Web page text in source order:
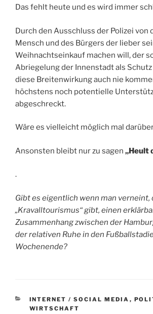
Das fehlt heute und es wird immer
Durch den Ausschluss der Polizei von
Mensch und des Bürgers der lieber
Weihnachtseinkauf machen will, der
Abriegelung der Innenstadt als
diese Breitenwirkung auch nie
höchstens noch potentielle
abgeschreckt.
Wäre es vielleicht möglich mal
Ansonsten bleibt nur zu sagen „Heult
.
Gibt es eigentlich wenn man verneint,
„Kravalltourismus“ gibt, einen
Zusammenhang zwischen der
der relativen Ruhe in den
Wochenende?
KATEGORIEN
INTERNET / SOCIAL MEDIA ,
WIRTSCHAFT